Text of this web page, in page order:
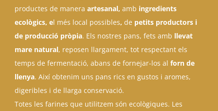
productes de manera artesanal, amb ingredients
ecològics, el més local possibles, de petits productors i
de producció pròpia. Els nostres pans, fets amb llevat
mare natural, reposen llargament, tot respectant els
temps de fermentació, abans de fornejar-los al forn de
llenya. Així obtenim uns pans rics en gustos i aromes,
digeribles i de llarga conservació.
Totes les farines que utilitzem són ecològiques. Les